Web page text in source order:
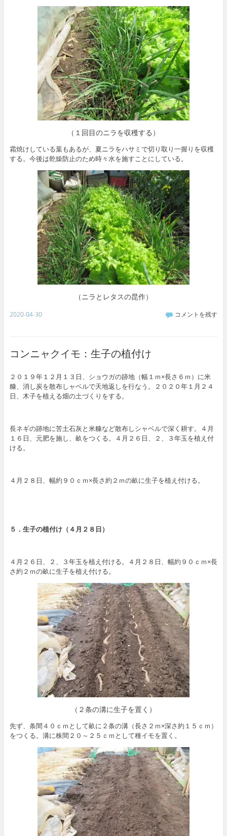
（１回目のニラを収穫する）
霜焼けしている葉もあるが、夏ニラをハサミで切り取り一握りを収穫
する。今後は乾燥防止のため時々水を施すことにしている。
（ニラとレタスの昆作）
2020-04-30 コメントを残す
コンニャクイモ：生子の植付け
２０１９年１２月１３日、ショウガの跡地（幅１ｍ×長さ６ｍ）に米
糠、消し炭を散布しャベルで天地返しを行なう。２０２０年１月２４
日、木子を植える畑の土づくりをする。
長ネギの跡地に苦土石灰と米糠など散布しシャベルで深く耕す。４月
１６日、元肥を施し、畝をつくる。４月２６日、２、３年玉を植え付
ける。
４月２８日、幅約９０ｃｍ×長さ約２ｍの畝に生子を植え付ける。
５． 生子の植付け（４月２８日）
４月２６日、２、３年玉を植え付ける。４月２８日、幅約９０ｃｍ×長
さ約２ｍの畝に生子を植え付ける。
（２条の溝に生子を置く）
先ず、条間４０ｃｍとして畝に２条の溝（長さ２ｍ×深さ約１５ｃｍ）
をつくる。溝に株間２０～２５ｃｍとして種イモを置く。